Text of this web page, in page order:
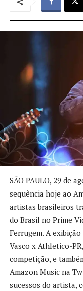
SÃO PAULO, 29 de
sequência hoje ao
artistas brasileiros
do Brasil no Prime
Ferrugem. A
Vasco x Athletico-
competição, e
Amazon Music na
sucessos do artista,